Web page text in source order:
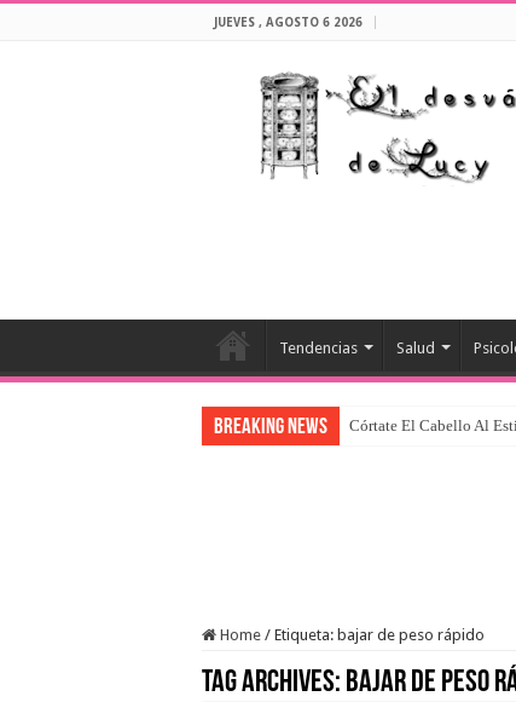
JUEVES , AGOSTO 6 2026
Tendencias Salud
Breaking News Córtate El Cabello Al
Home / Etiqueta: bajar de peso rápido
Tag Archives: bajar de peso